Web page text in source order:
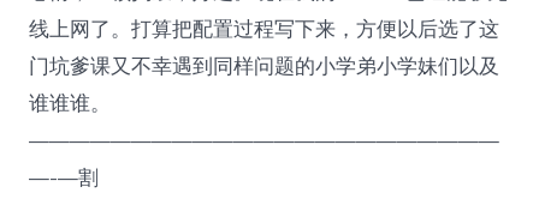
线上网了。打算把配置过程写下来，方便以后选了这
门坑爹课又不幸遇到同样问题的小学弟小学妹们以及
谁谁谁。
———————————————————————
—-—割